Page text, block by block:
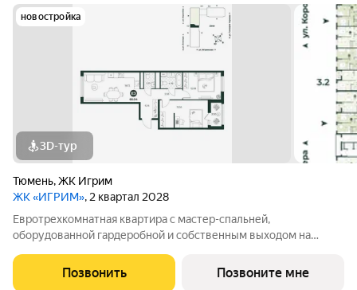
новостройка
3D-тур
Тюмень,ЖК Игрим
ЖК «ИГРИМ», 2 квартал 2028
Евротрехкомнатная квартира с мастер-спальней,
оборудованной гардеробной и собственным выходом на
готовить и одновременно следить за детьми, принимать
гостей. Планировкой предусмотрено два санузла.
Позвонить Позвоните мне